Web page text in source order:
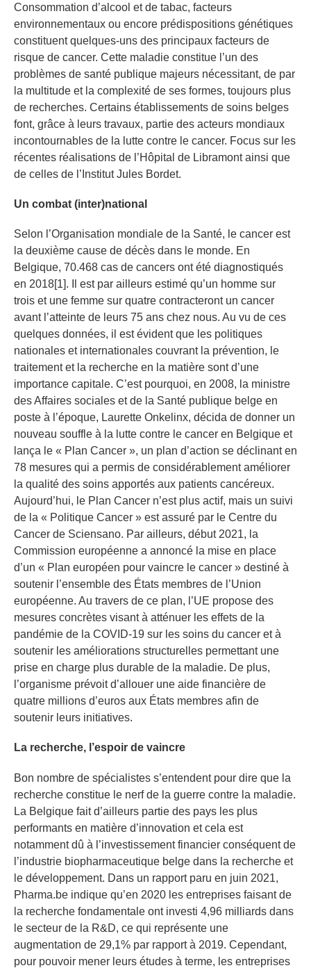
Consommation d’alcool et de tabac, facteurs
environnementaux ou encore prédispositions génétiques
constituent quelques-uns des principaux facteurs de
risque de cancer. Cette maladie constitue l’un des
problèmes de santé publique majeurs nécessitant, de par
la multitude et la complexité de ses formes, toujours plus
de recherches. Certains établissements de soins belges
font, grâce à leurs travaux, partie des acteurs mondiaux
incontournables de la lutte contre le cancer. Focus sur les
récentes réalisations de l’Hôpital de Libramont ainsi que
de celles de l’Institut Jules Bordet.
Un combat (inter)national
Selon l’Organisation mondiale de la Santé, le cancer est
la deuxième cause de décès dans le monde. En
Belgique, 70.468 cas de cancers ont été diagnostiqués
en 2018[1]. Il est par ailleurs estimé qu’un homme sur
trois et une femme sur quatre contracteront un cancer
avant l’atteinte de leurs 75 ans chez nous. Au vu de ces
quelques données, il est évident que les politiques
nationales et internationales couvrant la prévention, le
traitement et la recherche en la matière sont d’une
importance capitale. C’est pourquoi, en 2008, la ministre
des Affaires sociales et de la Santé publique belge en
poste à l’époque, Laurette Onkelinx, décida de donner un
nouveau souffle à la lutte contre le cancer en Belgique et
lança le « Plan Cancer », un plan d’action se déclinant en
78 mesures qui a permis de considérablement améliorer
la qualité des soins apportés aux patients cancéreux.
Aujourd’hui, le Plan Cancer n’est plus actif, mais un suivi
de la « Politique Cancer » est assuré par le Centre du
Cancer de Sciensano. Par ailleurs, début 2021, la
Commission européenne a annoncé la mise en place
d’un « Plan européen pour vaincre le cancer » destiné à
soutenir l’ensemble des États membres de l’Union
européenne. Au travers de ce plan, l’UE propose des
mesures concrètes visant à atténuer les effets de la
pandémie de la COVID-19 sur les soins du cancer et à
soutenir les améliorations structurelles permettant une
prise en charge plus durable de la maladie. De plus,
l’organisme prévoit d’allouer une aide financière de
quatre millions d’euros aux États membres afin de
soutenir leurs initiatives.
La recherche, l’espoir de vaincre
Bon nombre de spécialistes s’entendent pour dire que la
recherche constitue le nerf de la guerre contre la maladie.
La Belgique fait d’ailleurs partie des pays les plus
performants en matière d’innovation et cela est
notamment dû à l’investissement financier conséquent de
l’industrie biopharmaceutique belge dans la recherche et
le développement. Dans un rapport paru en juin 2021,
Pharma.be indique qu’en 2020 les entreprises faisant de
la recherche fondamentale ont investi 4,96 milliards dans
le secteur de la R&D, ce qui représente une
augmentation de 29,1% par rapport à 2019. Cependant,
pour pouvoir mener leurs études à terme, les entreprises